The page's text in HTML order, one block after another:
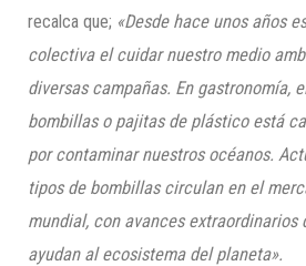
recalca que; «Desde hace unos años
colectiva el cuidar nuestro medio
diversas campañas. En gastronomía,
bombillas o pajitas de plástico está
por contaminar nuestros océanos.
tipos de bombillas circulan en el
mundial, con avances
ayudan al ecosistema del planeta».